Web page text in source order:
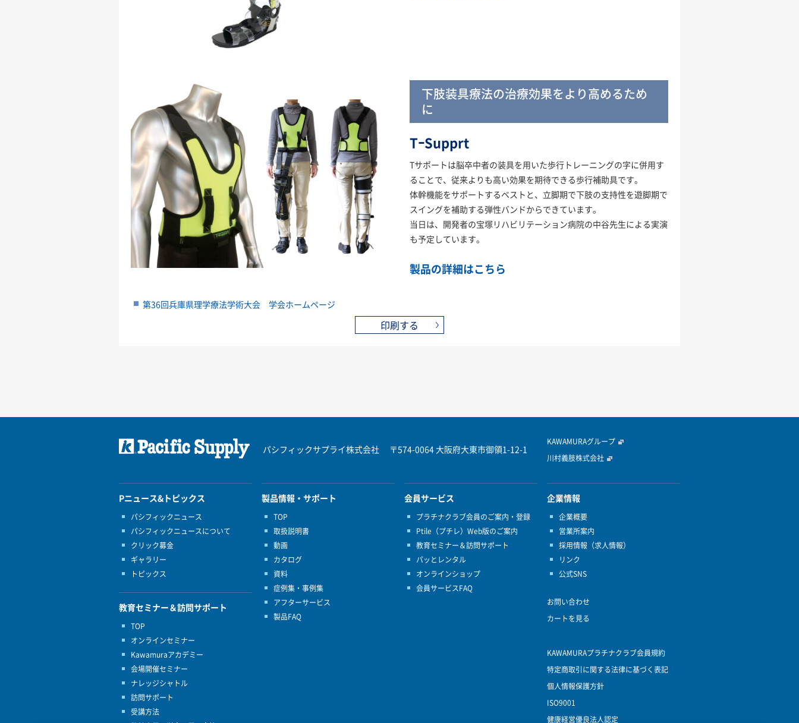
下肢装具療法の治療効果をより高めるため
に
TｰSupprt
Tサポートは脳卒中者の装具を用いた歩行トレーニングの字に併用す
ることで、従来よりも高い効果を期待できる歩行補助具です。
体幹機能をサポートするベストと、立脚期で下肢の支持性を遊脚期で
スイングを補助する弾性バンドからできています。
当日は、開発者の宝塚リハビリテーション病院の中谷先生による実演
も予定しています。
製品の詳細はこちら
第36回兵庫県理学療法学術大会 学会ホームページ
印刷する
パシフィックサプライ株式会社 〒574-0064 大阪府大東市御領1-12-1
KAWAMURAグループ
川村義肢株式会社
Pニュース&トピックス
パシフィックニュース
パシフィックニュースについて
クリック募金
ギャラリー
トピックス
教育セミナー＆訪問サポート
TOP
オンラインセミナー
Kawamuraアカデミー
会場開催セミナー
ナレッジシャトル
訪問サポート
受講方法
製品情報・サポート
TOP
取扱説明書
動画
カタログ
資料
症例集・事例集
アフターサービス
製品FAQ
会員サービス
プラチナクラブ会員のご案内・登録
Ptile（プチレ）Web版のご案内
教育セミナー＆訪問サポート
パッとレンタル
オンラインショップ
会員サービスFAQ
企業情報
企業概要
営業所案内
採用情報（求人情報）
リンク
公式SNS
お問い合わせ
カートを見る
KAWAMURAプラチナクラブ会員規約
特定商取引に関する法律に基づく表記
個人情報保護方針
ISO9001
健康経営優良法人認定